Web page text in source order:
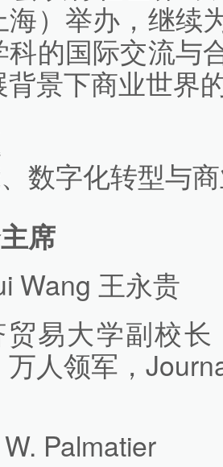
）举办，继续
科的国际交流与
景下商业世界
数字化转型与
席
Wang 王永贵
易大学副校
人领军，
Palmatier